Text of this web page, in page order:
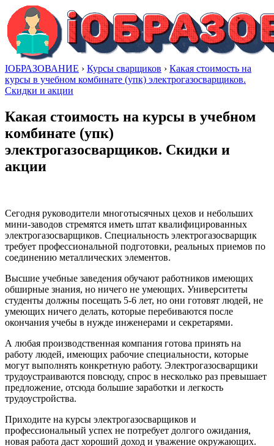
IОБРАЗОВАНИЕ › Курсы сварщиков › Какая стоимость на
курсы в учебном комбинате (упк) электрогазосварщиков.
Скидки и акции
Какая стоимость на курсы в учебном
комбинате (упк)
электрогазосварщиков. Скидки и
акции
Сегодня руководители многотысячных цехов и небольших
мини-заводов стремятся иметь штат квалифицированных
электрогазосварщиков. Специальность электрогазосварщик
требует профессиональной подготовки, реальных приемов по
соединению металлических элементов.
Высшие учебные заведения обучают работников имеющих
обширные знания, но ничего не умеющих. Университеты
студенты должны посещать 5-6 лет, но они готовят людей, не
умеющих ничего делать, которые перебиваются после
окончания учебы в нужде инженерами и секретарями.
А любая производственная компания готова принять на
работу людей, имеющих рабочие специальности, которые
могут выполнять конкретную работу. Электрогазосварщики
трудоустраиваются повсюду, спрос в несколько раз превышает
предложение, отсюда большие заработки и легкость
трудоустройства.
Приходите на курсы электрогазосварщиков и
профессиональный успех не потребует долгого ожидания,
новая работа даст хороший доход и уважение окружающих.